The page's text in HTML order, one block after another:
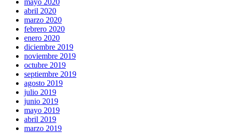
mayo 2020
abril 2020
marzo 2020
febrero 2020
enero 2020
diciembre 2019
noviembre 2019
octubre 2019
septiembre 2019
agosto 2019
julio 2019
junio 2019
mayo 2019
abril 2019
marzo 2019